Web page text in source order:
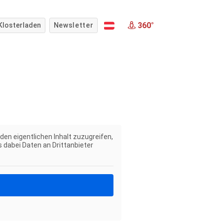
Newsletter 360°
eigentlichen Inhalt zuzugreifen,
dabei Daten an Drittanbieter